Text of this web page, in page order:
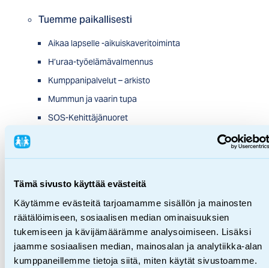
Tämä sivusto käyttää evästeitä
Käytämme evästeitä tarjoamamme sisällön ja mainosten
räätälöimiseen, sosiaalisen median ominaisuuksien
tukemiseen ja kävijämäärämme analysoimiseen. Lisäksi
jaamme sosiaalisen median, mainosalan ja analytiikka-alan
kumppaneillemme tietoja siitä, miten käytät sivustoamme.
Tuemme paikallisesti
Aikaa lapselle -aikuiskaveritoiminta
H’uraa-työelämävalmennus
Kumppanipalvelut – arkisto
Mummun ja vaarin tupa
SOS-Kehittäjänuoret
Tuemme maailmalla
Kehitysyhteistyö
Hätäapu
Lastensuojelupalvelut